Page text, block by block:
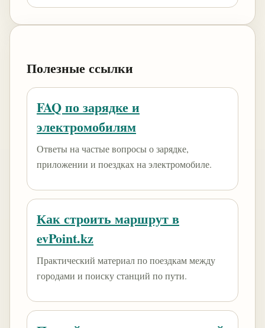
Полезные ссылки
FAQ по зарядке и
электромобилям
Ответы на частые вопросы о зарядке,
приложении и поездках на электромобиле.
Как строить маршрут в
evPoint.kz
Практический материал по поездкам между
городами и поиску станций по пути.